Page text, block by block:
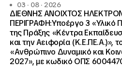
03 · 08 · 2026
ΔΙΕΘΝΗΣ ΑΝΟΙΧΤΟΣ
ΠΕΡΙΓΡΑΦΗ:Υποέργο 3 «Υλικό
της Πράξης «Κέντρα
και την Αειφορία (Κ.Ε.ΠΕ.Α.)»,
«Ανθρώπινο Δυναμικό και
2027», με κωδικό ΟΠΣ